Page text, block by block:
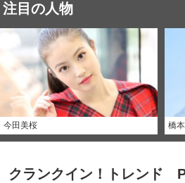
注目の人物
今田美桜 橋
クランクイン！トレンド